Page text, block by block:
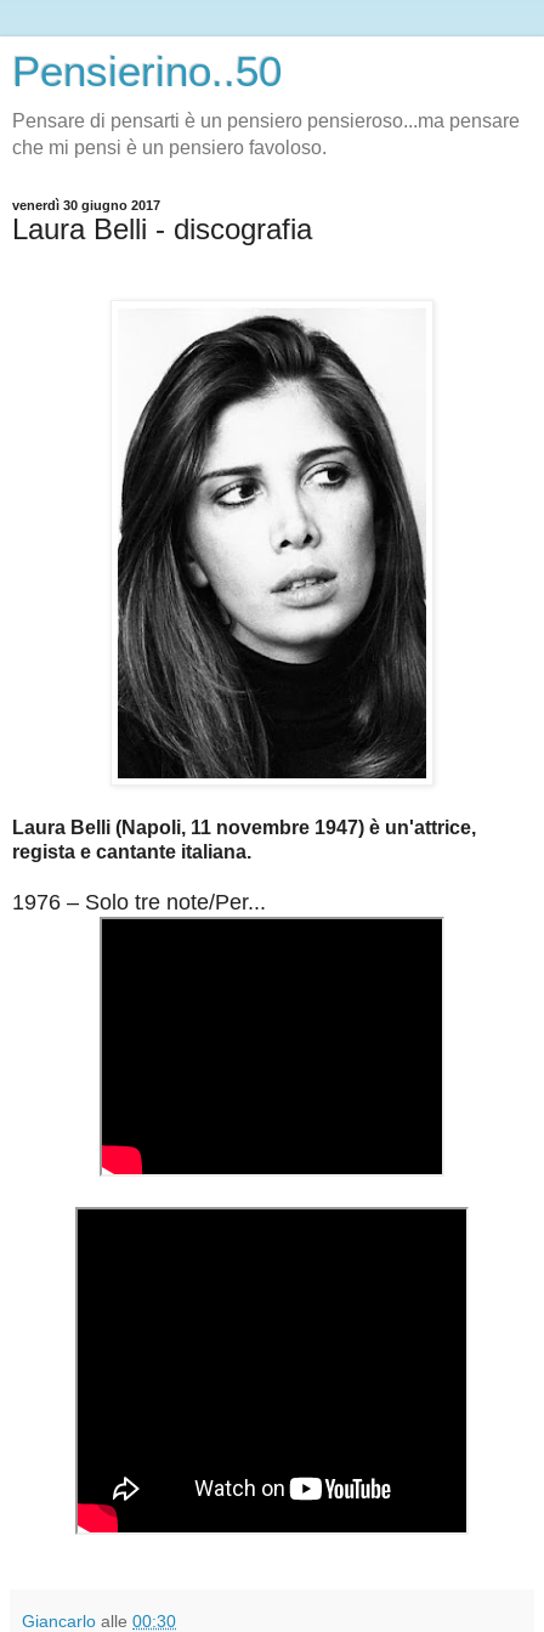
Pensierino..50
Pensare di pensarti è un pensiero pensieroso...ma pensare
che mi pensi è un pensiero favoloso.
venerdì 30 giugno 2017
Laura Belli - discografia
Laura Belli (Napoli, 11 novembre 1947) è un'attrice,
regista e cantante italiana.
1976 – Solo tre note/Per...
Giancarlo alle 00:30